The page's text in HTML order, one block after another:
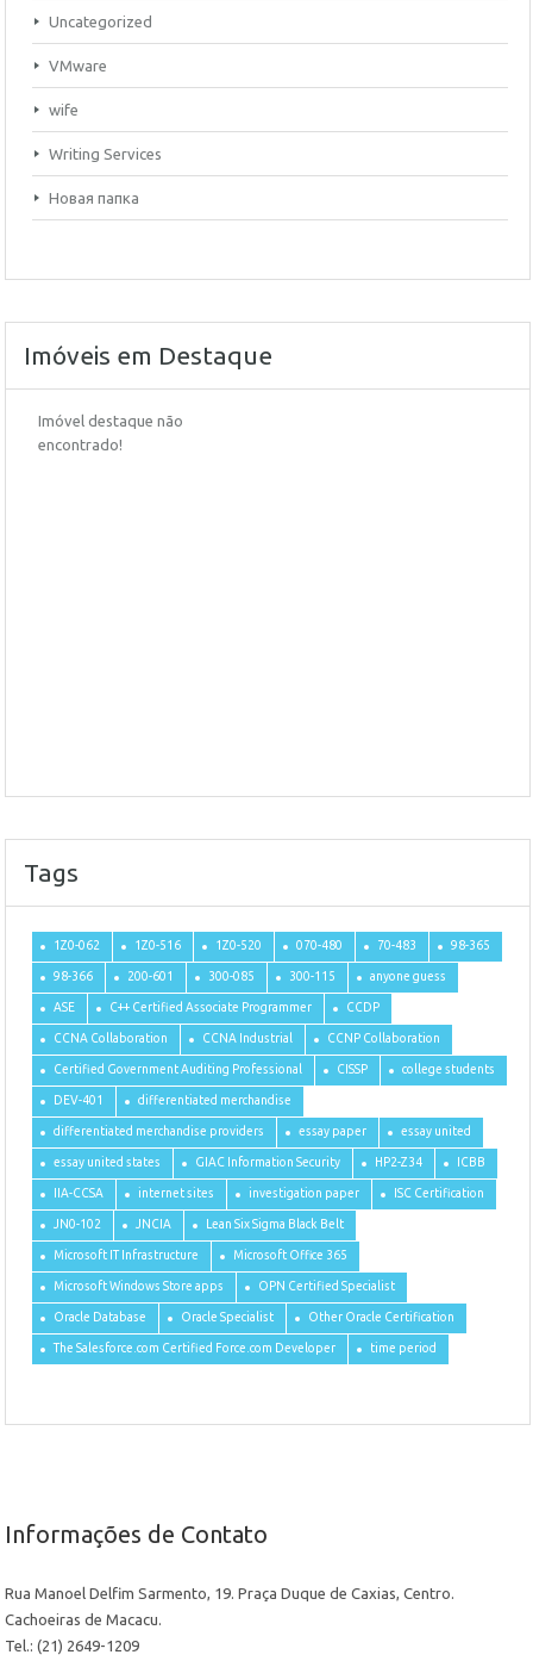
Uncategorized
VMware
wife
Writing Services
Новая папка
Imóveis em Destaque
Imóvel destaque não
encontrado!
Tags
1Z0-062 1Z0-516 1Z0-520 070-480 70-483 98-365
98-366 200-601 300-085 300-115 anyone guess
ASE C++ Certified Associate Programmer CCDP
CCNA Collaboration CCNA Industrial CCNP Collaboration
Certified Government Auditing Professional CISSP college students
DEV-401 differentiated merchandise
differentiated merchandise providers essay paper essay united
essay united states GIAC Information Security HP2-Z34 ICBB
IIA-CCSA internet sites investigation paper ISC Certification
JN0-102 JNCIA Lean Six Sigma Black Belt
Microsoft IT Infrastructure Microsoft Office 365
Microsoft Windows Store apps OPN Certified Specialist
Oracle Database Oracle Specialist Other Oracle Certification
The Salesforce.com Certified Force.com Developer time period
Informações de Contato
Rua Manoel Delfim Sarmento, 19. Praça Duque de Caxias, Centro.
Cachoeiras de Macacu.
Tel.: (21) 2649-1209